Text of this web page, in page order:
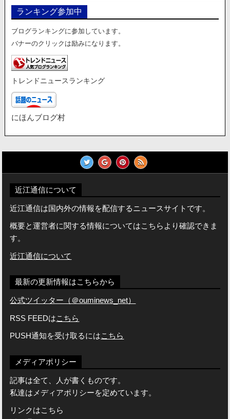
リ
ランキング参加中
ブログランキングに参加しています。
バナーのクリックは励みになります。
トレンドニュースランキング
にほんブログ村
近江通信について
近江通信は国内外の情報を配信するニュースサイトです。
概要と運営者に関する情報についてはこちらより確認できま
す。
近江通信について
最新の更新情報はこちらから
公式ツイッター（＠ouminews_net）
RSS FEEDはこちら
PUSH通知を受け取るにはこちら
メディアポリシー
記事は全て、人が書くものです。
私達はメディアポリシーを定めています。
リンクはこちら